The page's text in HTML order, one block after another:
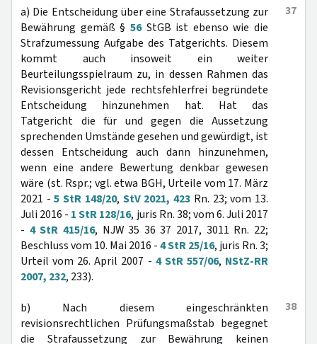
37
a) Die Entscheidung über eine Strafaussetzung zur
Bewährung gemäß § 56StGB ist ebenso wie die
Strafzumessung Aufgabe des Tatgerichts. Diesem
kommt auch insoweit ein weiter
Beurteilungsspielraum zu, in dessen Rahmen das
Revisionsgericht jede rechtsfehlerfrei begründete
Entscheidung hinzunehmen hat. Hat das
Tatgericht die für und gegen die Aussetzung
sprechenden Umstände gesehen und gewürdigt, ist
dessen Entscheidung auch dann hinzunehmen,
wenn eine andere Bewertung denkbar gewesen
wäre (st. Rspr.; vgl. etwa BGH, Urteile vom 17. März
2021 -5 StR 148/20, StV 2021, 423 Rn. 23; vom 13.
Juli 2016 - 1 StR 128/16, juris Rn. 38; vom 6. Juli 2017
- 4 StR 415/16, NJW 35 36 37 2017, 3011 Rn. 22;
Beschluss vom 10. Mai 2016 -4 StR 25/16, juris Rn. 3;
Urteil vom 26. April 2007 - 4 StR 557/06, NStZ-RR
2007, 232, 233).
38
b) Nach diesem eingeschränkten
revisionsrechtlichen Prüfungsmaßstab begegnet
die Strafaussetzung zur Bewährung keinen